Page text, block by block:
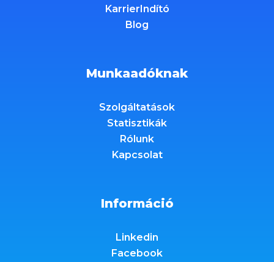
KarrierIndító
Blog
Munkaadóknak
Szolgáltatások
Statisztikák
Rólunk
Kapcsolat
Információ
Linkedin
Facebook